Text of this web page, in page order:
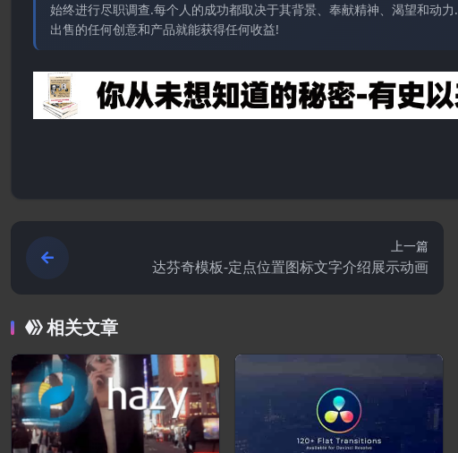
始终进行尽职调查.每个人的成功都取决于其背景、奉献精神、渴望和动
出售的任何创意和产品就能获得任何收益!
上一篇
达芬奇模板-定点位置图标文字介绍展示动画
相关文章